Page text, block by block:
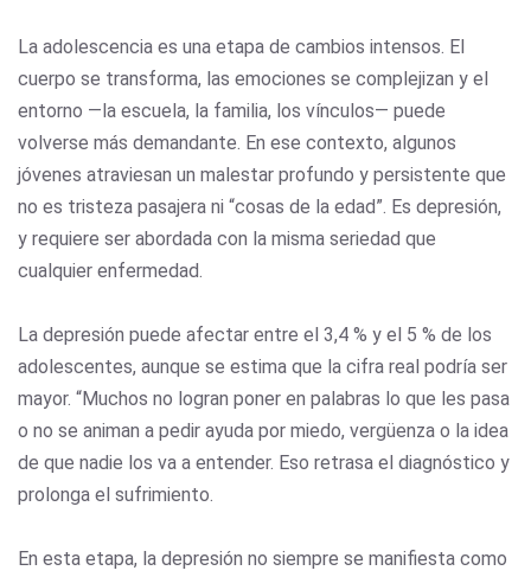
La adolescencia es una etapa de cambios intensos. El
cuerpo se transforma, las emociones se complejizan y el
entorno —la escuela, la familia, los vínculos— puede
volverse más demandante. En ese contexto, algunos
jóvenes atraviesan un malestar profundo y persistente que
no es tristeza pasajera ni “cosas de la edad”. Es depresión,
y requiere ser abordada con la misma seriedad que
cualquier enfermedad.
La depresión puede afectar entre el 3,4 % y el 5 % de los
adolescentes, aunque se estima que la cifra real podría ser
mayor. “Muchos no logran poner en palabras lo que les pasa
o no se animan a pedir ayuda por miedo, vergüenza o la idea
de que nadie los va a entender. Eso retrasa el diagnóstico y
prolonga el sufrimiento.
En esta etapa, la depresión no siempre se manifiesta como